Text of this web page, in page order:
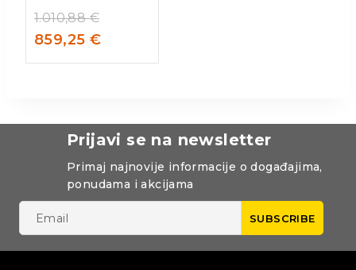
1.010,88€
859,25 €
Prijavi se na newsletter
Primaj najnovije informacije o događajima,
ponudama i akcijama